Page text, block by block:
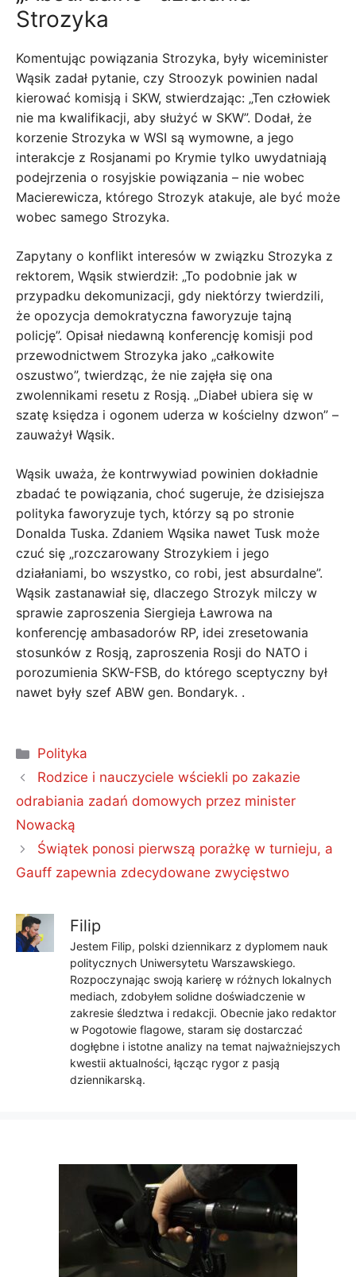
Strozyka
Komentując powiązania Strozyka, były wiceminister
Wąsik zadał pytanie, czy Stroozyk powinien nadal
kierować komisją i SKW, stwierdzając: „Ten człowiek
nie ma kwalifikacji, aby służyć w SKW”. Dodał, że
korzenie Strozyka w WSI są wymowne, a jego
interakcje z Rosjanami po Krymie tylko uwydatniają
podejrzenia o rosyjskie powiązania – nie wobec
Macierewicza, którego Strozyk atakuje, ale być może
wobec samego Strozyka.
Zapytany o konflikt interesów w związku Strozyka z
rektorem, Wąsik stwierdził: „To podobnie jak w
przypadku dekomunizacji, gdy niektórzy twierdzili,
że opozycja demokratyczna faworyzuje tajną
policję”. Opisał niedawną konferencję komisji pod
przewodnictwem Strozyka jako „całkowite
oszustwo”, twierdząc, że nie zajęła się ona
zwolennikami resetu z Rosją. „Diabeł ubiera się w
szatę księdza i ogonem uderza w kościelny dzwon” –
zauważył Wąsik.
Wąsik uważa, że ​​kontrwywiad powinien dokładnie
zbadać te powiązania, choć sugeruje, że dzisiejsza
polityka faworyzuje tych, którzy są po stronie
Donalda Tuska. Zdaniem Wąsika nawet Tusk może
czuć się „rozczarowany Strozykiem i jego
działaniami, bo wszystko, co robi, jest absurdalne”.
Wąsik zastanawiał się, dlaczego Strozyk milczy w
sprawie zaproszenia Siergieja Ławrowa na
konferencję ambasadorów RP, idei zresetowania
stosunków z Rosją, zaproszenia Rosji do NATO i
porozumienia SKW-FSB, do którego sceptyczny był
nawet były szef ABW gen. Bondaryk. .
Kategorie
Polityka
Rodzice i nauczyciele wściekli po zakazie
odrabiania zadań domowych przez minister
Nowacką
Świątek ponosi pierwszą porażkę w turnieju, a
Gauff zapewnia zdecydowane zwycięstwo
Filip
Jestem Filip, polski dziennikarz z dyplomem nauk
politycznych Uniwersytetu Warszawskiego.
Rozpoczynając swoją karierę w różnych lokalnych
mediach, zdobyłem solidne doświadczenie w
zakresie śledztwa i redakcji. Obecnie jako redaktor
w Pogotowie flagowe, staram się dostarczać
dogłębne i istotne analizy na temat najważniejszych
kwestii aktualności, łącząc rygor z pasją
dziennikarską.